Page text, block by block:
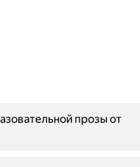
прозы от